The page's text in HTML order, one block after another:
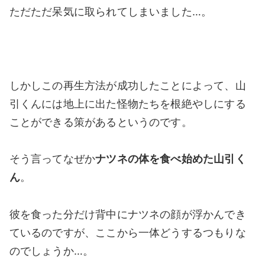
ただただ呆気に取られてしまいました…。
しかしこの再生方法が成功したことによって、山
引くんには地上に出た怪物たちを根絶やしにする
ことができる策があるというのです。
そう言ってなぜかナツネの体を食べ始めた山引く
ん。
彼を食った分だけ背中にナツネの顔が浮かんでき
ているのですが、ここから一体どうするつもりな
のでしょうか…。